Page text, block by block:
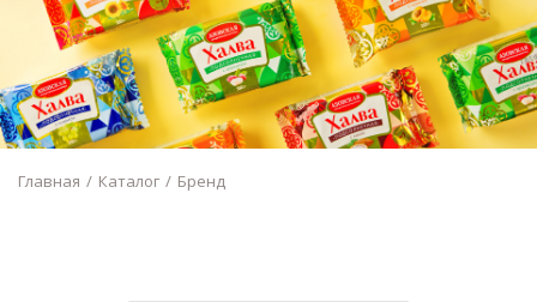
Главная Каталог Бренд